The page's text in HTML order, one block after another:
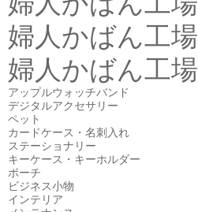
婦人かばん工場
婦人かばん工場
アップルウォッチバンド
デジタルアクセサリー
ペット
カードケース・名刺入れ
ステーショナリー
キーケース・キーホルダー
ポーチ
ビジネス小物
インテリア